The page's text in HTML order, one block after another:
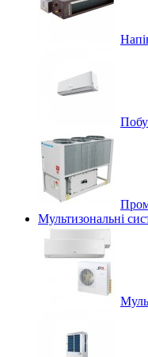
Мультизональні